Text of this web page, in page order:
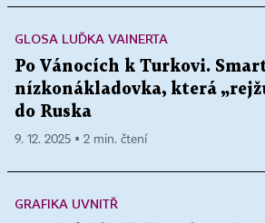
GLOSA LUĎKA VAINERTA
Po Vánocích k Turkovi.
nízkonákladovka, která
do Ruska
9. 12. 2025 ▪ 2 min. čtení
GRAFIKA UVNITŘ